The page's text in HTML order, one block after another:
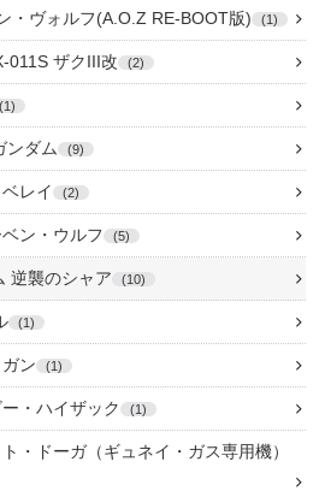
・ヴォルフ(A.O.Z RE-BOOT版) 1
011S ザクIII改 2
1
ンダム 9
レイ 2
ン・ウルフ 5
逆襲のシャア 10
1
ン 1
・ハイザック 1
・ドーガ（ギュネイ・ガス専用機）